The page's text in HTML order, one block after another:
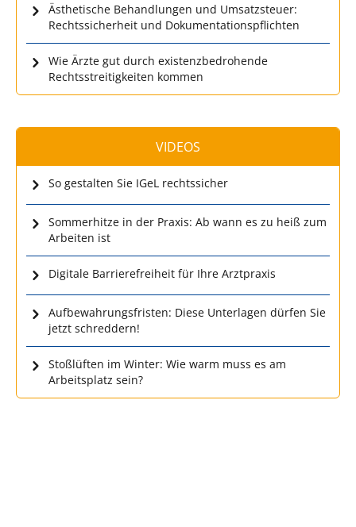
Ästhetische Behandlungen und Umsatzsteuer:
Rechtssicherheit und Dokumentationspflichten
Wie Ärzte gut durch existenzbedrohende
Rechtsstreitigkeiten kommen
VIDEOS
So gestalten Sie IGeL rechtssicher
Sommerhitze in der Praxis: Ab wann es zu heiß zum
Arbeiten ist
Digitale Barrierefreiheit für Ihre Arztpraxis
Aufbewahrungsfristen: Diese Unterlagen dürfen Sie
jetzt schreddern!
Stoßlüften im Winter: Wie warm muss es am
Arbeitsplatz sein?